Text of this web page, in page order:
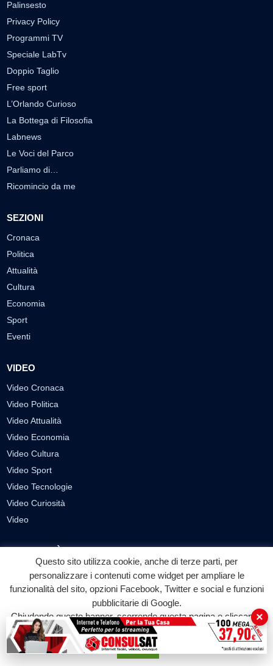
Palinsesto
Privacy Policy
Programmi TV
Speciale LabTv
Doppio Taglio
Free sport
L’Orlando Curioso
La Bottega di Filosofia
Labnews
Le Voci del Parco
Parliamo di…
Ricomincio da me
SEZIONI
Cronaca
Politica
Attualità
Cultura
Economia
Sport
Eventi
VIDEO
Video Cronaca
Video Politica
Video Attualità
Video Economia
Video Cultura
Video Sport
Video Tecnologie
Video Curiosità
Video
Richiesta pubblicazione articoli/banner
SEGUICI SUI SOCIAL
f
Facebook
◎
Instagram
▶
YouTube
Questo sito utilizza cookie, anche di terze parti, per
personalizzare i contenuti come widget per ampliare le
funzionalità del sito, opzioni Facebook, Twitter e social e funzioni
pubblicitarie di Google.
Chiudendo questo banner, scorrendo questa pagina o cliccando
su qualunque suo elemento acconsenti all'uso dei cookie.
Accetta
×